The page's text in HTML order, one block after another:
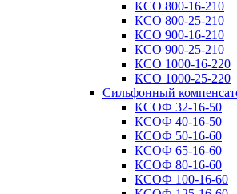
КСО 800-16-210
КСО 800-25-210
КСО 900-16-210
КСО 900-25-210
КСО 1000-16-220
КСО 1000-25-220
Сильфонный
КСОФ 32-16-50
КСОФ 40-16-50
КСОФ 50-16-60
КСОФ 65-16-60
КСОФ 80-16-60
КСОФ 100-16-60